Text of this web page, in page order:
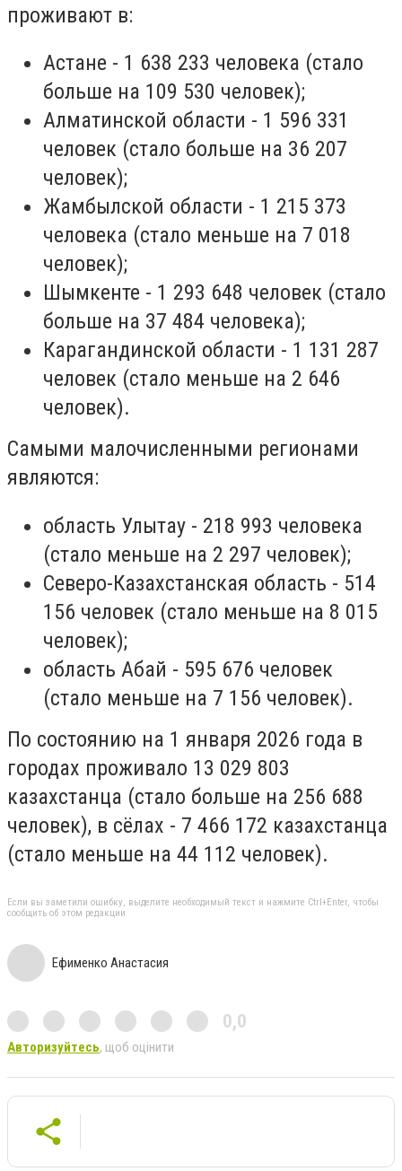
проживают в:
Астане - 1 638 233 человека (стало
больше на 109 530 человек);
Алматинской области - 1 596 331
человек (стало больше на 36 207
человек);
Жамбылской области - 1 215 373
человека (стало меньше на 7 018
человек);
Шымкенте - 1 293 648 человек (стало
больше на 37 484 человека);
Карагандинской области - 1 131 287
человек (стало меньше на 2 646
человек).
Самыми малочисленными регионами
являются:
область Улытау - 218 993 человека
(стало меньше на 2 297 человек);
Северо-Казахстанская область - 514
156 человек (стало меньше на 8 015
человек);
область Абай - 595 676 человек
(стало меньше на 7 156 человек).
По состоянию на 1 января 2026 года в
городах проживало 13 029 803
казахстанца (стало больше на 256 688
человек), в сёлах - 7 466 172 казахстанца
(стало меньше на 44 112 человек).
Если вы заметили ошибку, выделите необходимый текст и нажмите Ctrl+Enter, чтобы
сообщить об этом редакции
Ефименко Анастасия
0,0
Авторизуйтесь, щоб оцінити